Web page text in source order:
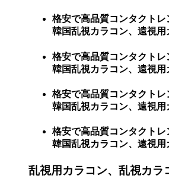
格安で高品質コンタクト
韓国乱視カラコン、遠視
格安で高品質コンタクト
韓国乱視カラコン、遠視
格安で高品質コンタクト
韓国乱視カラコン、遠視
格安で高品質コンタクト
韓国乱視カラコン、遠視
乱視用カラコン、乱視カラ